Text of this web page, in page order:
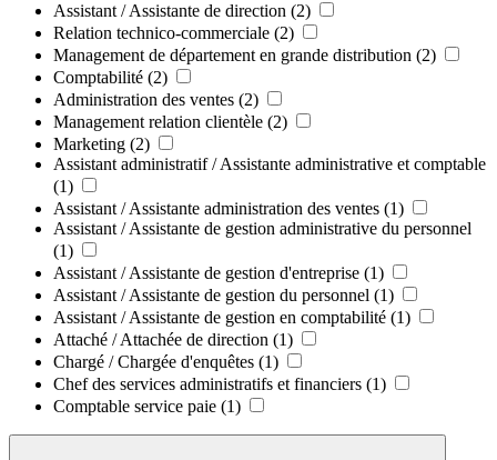
Assistant / Assistante de direction (2)
Relation technico-commerciale (2)
Management de département en grande distribution (2)
Comptabilité (2)
Administration des ventes (2)
Management relation clientèle (2)
Marketing (2)
Assistant administratif / Assistante administrative et comptable
(1)
Assistant / Assistante administration des ventes (1)
Assistant / Assistante de gestion administrative du personnel
(1)
Assistant / Assistante de gestion d'entreprise (1)
Assistant / Assistante de gestion du personnel (1)
Assistant / Assistante de gestion en comptabilité (1)
Attaché / Attachée de direction (1)
Chargé / Chargée d'enquêtes (1)
Chef des services administratifs et financiers (1)
Comptable service paie (1)